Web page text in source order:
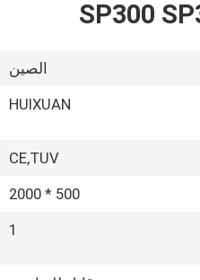
الصين
HUIXUAN
CE,TUV
500 * 2000
1